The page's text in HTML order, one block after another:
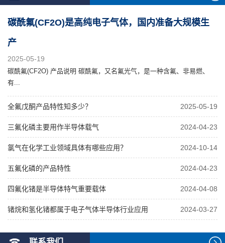
碳酰氟(CF2O)是高纯电子气体，国内准备大规模生
产
2025-05-19
碳酰氟(CF2O) 产品说明 碳酰氟，又名氟光气，是一种含氟、非易燃、
有...
全氟戊酮产品特性知多少？ 2025-05-19
三氟化磷主要用作半导体载气 2024-04-23
氯气在化学工业领域具体有哪些应用？ 2024-10-14
五氟化磷的产品特性 2024-04-23
四氟化锗是半导体特气重要载体 2024-04-08
锗烷和氢化锗都属于电子气体半导体行业应用 2024-03-27